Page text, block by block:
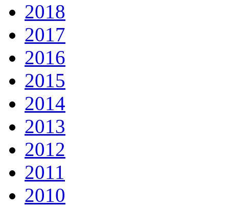
2018
2017
2016
2015
2014
2013
2012
2011
2010